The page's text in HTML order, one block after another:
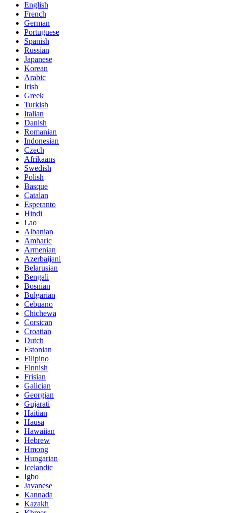
English
French
German
Portuguese
Spanish
Russian
Japanese
Korean
Arabic
Irish
Greek
Turkish
Italian
Danish
Romanian
Indonesian
Czech
Afrikaans
Swedish
Polish
Basque
Catalan
Esperanto
Hindi
Lao
Albanian
Amharic
Armenian
Azerbaijani
Belarusian
Bengali
Bosnian
Bulgarian
Cebuano
Chichewa
Corsican
Croatian
Dutch
Estonian
Filipino
Finnish
Frisian
Galician
Georgian
Gujarati
Haitian
Hausa
Hawaiian
Hebrew
Hmong
Hungarian
Icelandic
Igbo
Javanese
Kannada
Kazakh